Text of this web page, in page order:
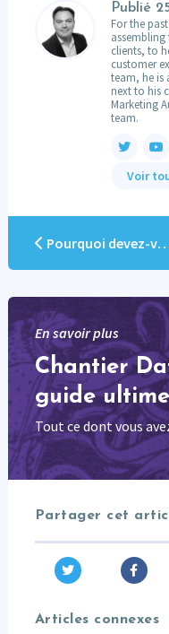
Publié
For the
clients, to
customer
team, he is
next to his
Marketing
team.
Voir
Pourquoi devez-vous améliorer la qualité des données ?
En savoir plus
Chantier
guide ultime
Tout ce dont vous
Partager cet
Articles connexes